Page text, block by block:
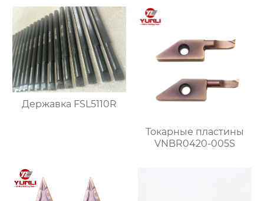
Державка FSL5110R
Токарные пластины
VNBR0420-005S